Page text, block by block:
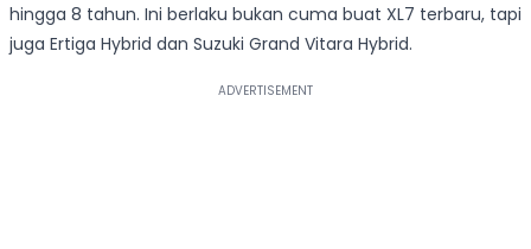
hingga 8 tahun. Ini berlaku bukan cuma buat XL7 terbaru, tapi
juga Ertiga Hybrid dan Suzuki Grand Vitara Hybrid.